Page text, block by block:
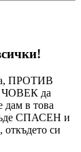
ПРОТИВ
ЧОВЕК да
дам в това
СПАСЕН и
си